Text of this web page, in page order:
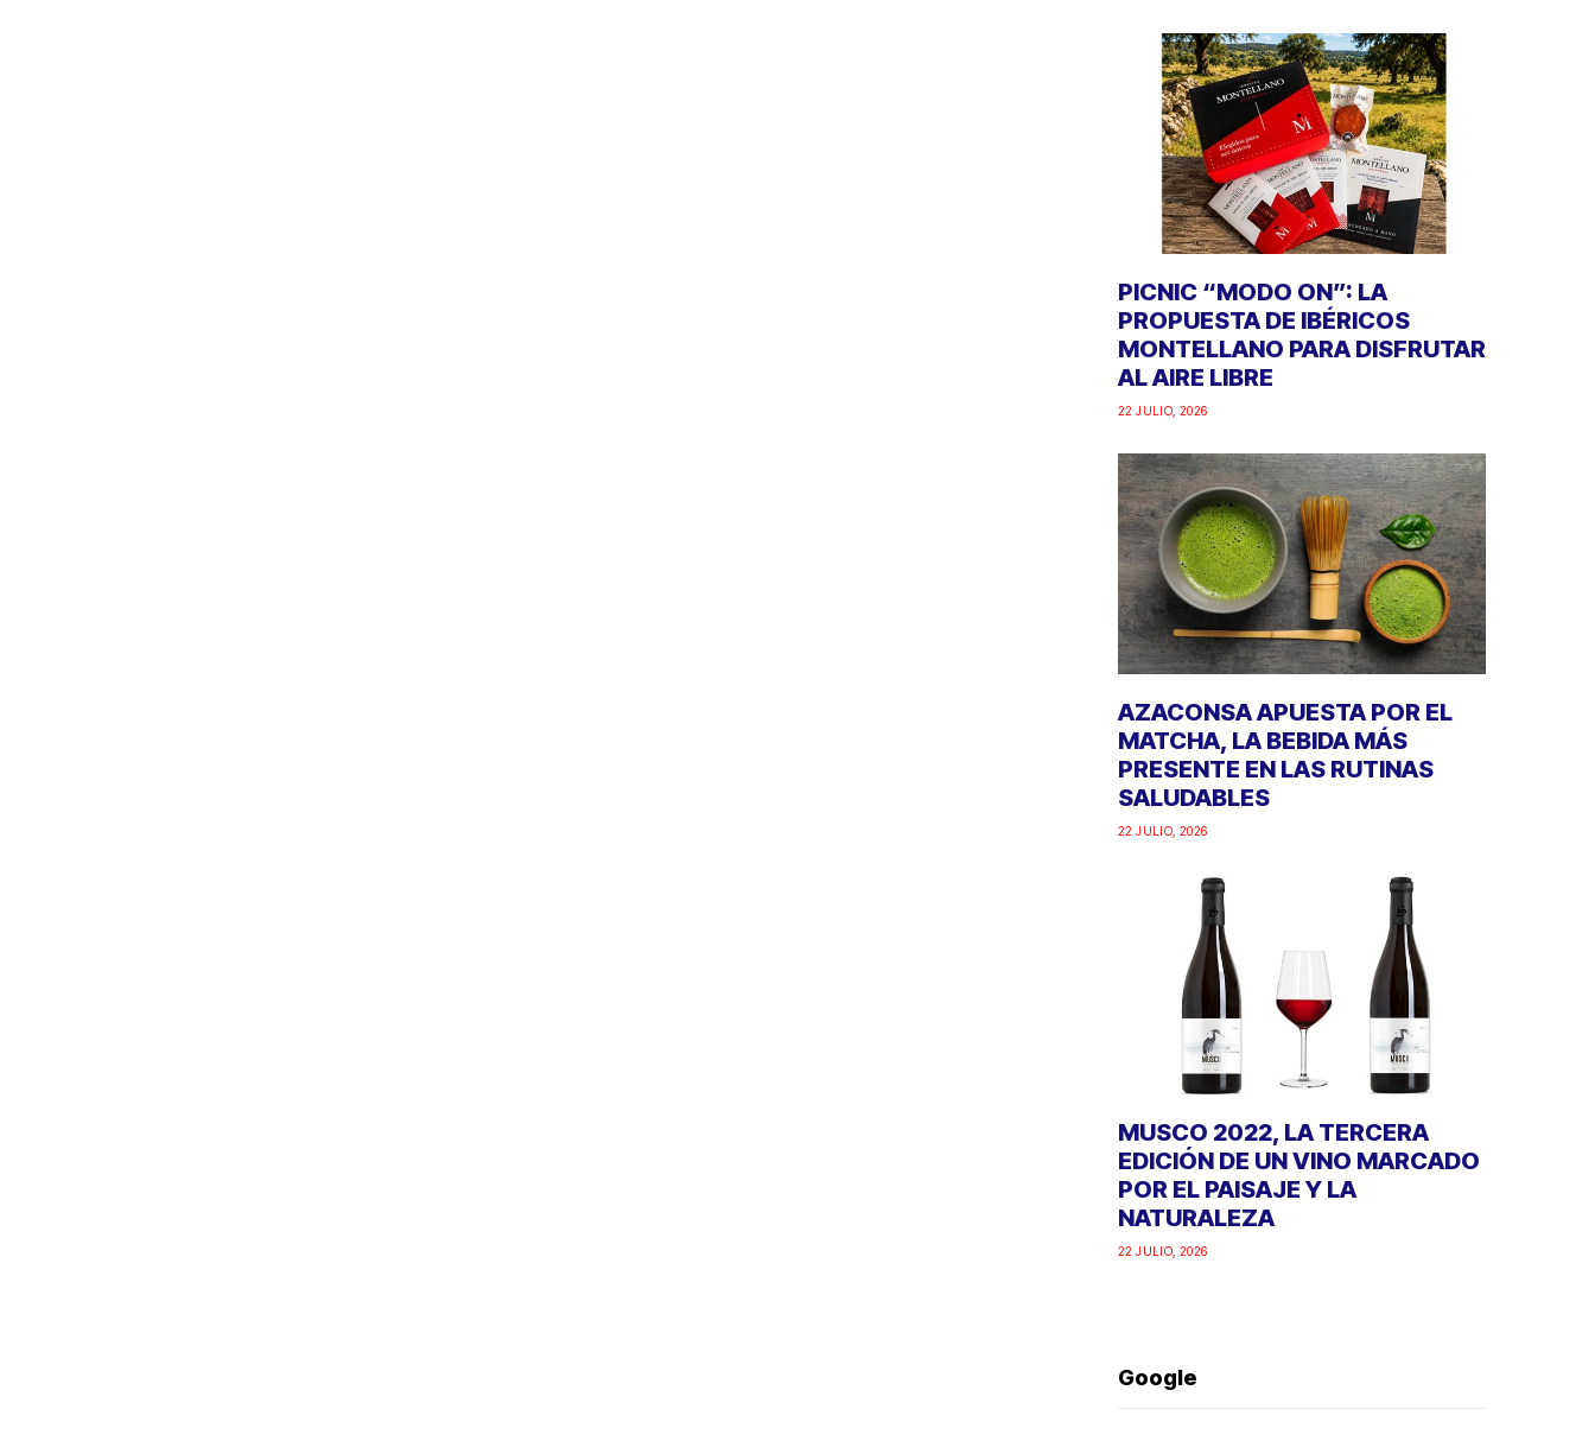
PICNIC “MODO ON”: LA
PROPUESTA DE IBÉRICOS
MONTELLANO PARA DISFRUTAR
AL AIRE LIBRE
22 JULIO, 2026
AZACONSA APUESTA POR EL
MATCHA, LA BEBIDA MÁS
PRESENTE EN LAS RUTINAS
SALUDABLES
22 JULIO, 2026
MUSCO 2022, LA TERCERA
EDICIÓN DE UN VINO MARCADO
POR EL PAISAJE Y LA
NATURALEZA
22 JULIO, 2026
Google